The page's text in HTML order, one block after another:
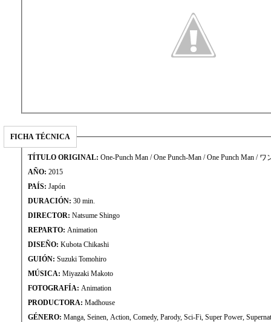
FICHA TÉCNICA
TÍTULO ORIGINAL: One-Punch Man / One Punch-Man / One Punch Man /
AÑO: 2015
PAÍS: Japón
DURACIÓN: 30 min.
DIRECTOR: Natsume Shingo
REPARTO: Animation
DISEÑO: Kubota Chikashi
GUIÓN: Suzuki Tomohiro
MÚSICA: Miyazaki Makoto
FOTOGRAFÍA: Animation
PRODUCTORA: Madhouse
GÉNERO: Manga, Seinen, Action, Comedy, Parody, Sci-Fi, Super Power,